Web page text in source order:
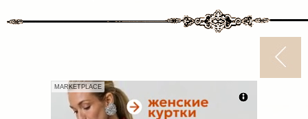
MARKETPLACE